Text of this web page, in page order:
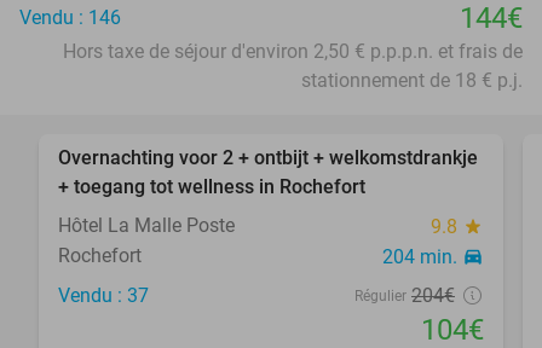
Vendu : 146 144€
Hors taxe de séjour d'environ 2,50 € p.p.p.n. et frais de
stationnement de 18 € p.j.
49%
Overnachting voor 2 + ontbijt + welkomstdrankje
+ toegang tot wellness in Rochefort
Hôtel La Malle Poste
9.8 star
Rochefort 204 min. directions_car
Vendu : 37 Régulier 204€
104€